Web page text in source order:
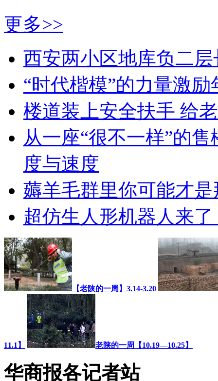
更多>>
西安两小区地库负二
“时代楷模”的力量激励
楼道装上安全扶手 给
从一座“很不一样”的
度与速度
薅羊毛群里你可能才
超仿生人形机器人来
【老陕的一周】3.14-3.20
11.1】 老陕的一周【10.19—10.25】
华商报各记者站